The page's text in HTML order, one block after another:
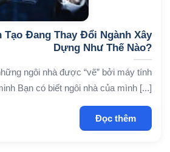
Tạo Đang Thay Đổi Ngành Xây
Dựng Như Thế Nào?
ngôi nhà được “vẽ” bởi máy tính
Bạn có biết ngôi nhà của mình [...]
Đọc thêm